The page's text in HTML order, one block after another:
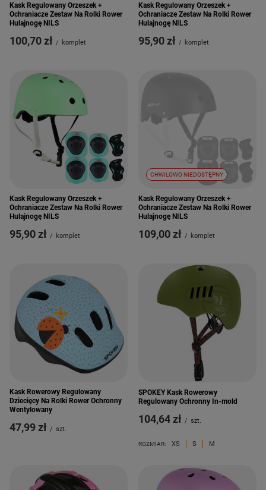
Kask Regulowany Orzeszek +
Ochraniacze Zestaw Na Rolki Rower
Hulajnogę NILS
100,70 zł / komplet
Kask Regulowany Orzeszek +
Ochraniacze Zestaw Na Rolki Rower
Hulajnogę NILS
95,90 zł / komplet
Kask Regulowany Orzeszek +
Ochraniacze Zestaw Na Rolki Rower
Hulajnogę NILS
95,90 zł / komplet
CHWILOWO NIEDOSTĘPNY
Kask Regulowany Orzeszek +
Ochraniacze Zestaw Na Rolki Rower
Hulajnogę NILS
109,00 zł / komplet
Kask Rowerowy Regulowany
Dziecięcy Na Rolki Rower Ochronny
Wentylowany
47,99 zł / szt.
SPOKEY Kask Rowerowy
Regulowany Ochronny In-mold
104,64 zł / szt.
ROZMIAR: XS S M